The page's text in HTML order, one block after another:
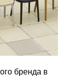
бренда в